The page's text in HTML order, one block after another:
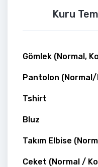
Kuru
Gömlek (Normal,
Pantolon
Tshirt
Bluz
Takım Elbise
Ceket (Normal /